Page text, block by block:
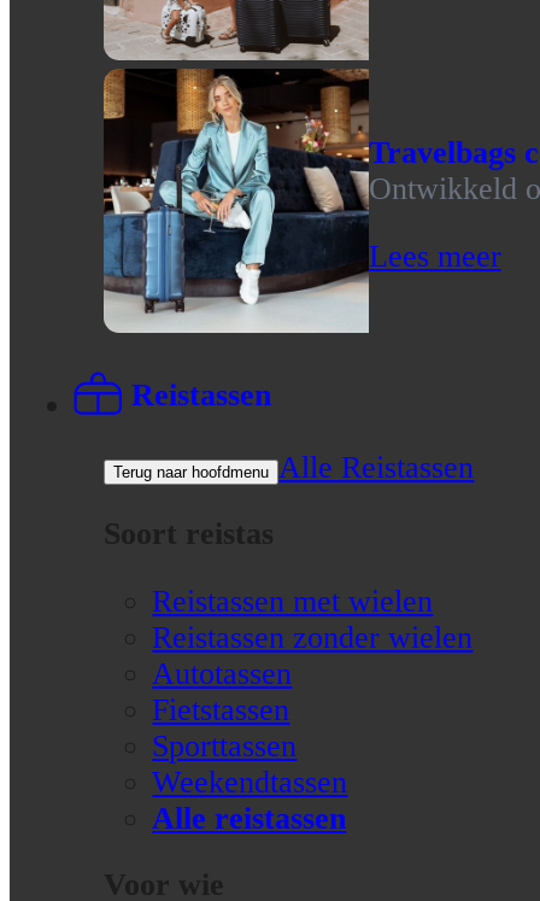
Travelbags
Ontwikkeld
Lees meer
Reistassen
Terug naar hoofdmenu
Alle Reistassen
Soort reistas
Reistassen met wielen
Reistassen zonder wielen
Autotassen
Fietstassen
Sporttassen
Weekendtassen
Alle reistassen
Voor wie